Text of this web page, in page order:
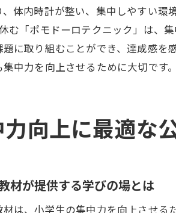
、体内時計が整い、集中しやすい環
む「ポモドーロテクニック」は、
題に取り組むことができ、達成感を
中力を向上させるために大切です。
向上に最適な
材が提供する学びの場とは
材は、小学生の集中力を向上させ